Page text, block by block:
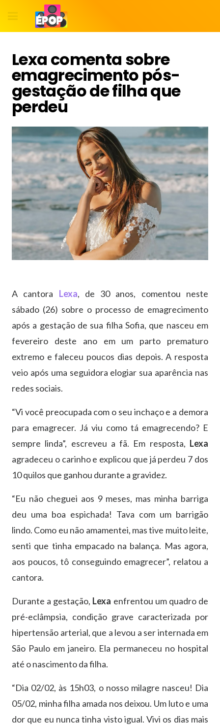
Lexa comenta sobre
emagrecimento pós-
gestação de filha que
perdeu
A cantora Lexa, de 30 anos, comentou neste
sábado (26) sobre o processo de emagrecimento
após a gestação de sua filha Sofia, que nasceu em
fevereiro deste ano em um parto prematuro
extremo e faleceu poucos dias depois. A resposta
veio após uma seguidora elogiar sua aparência nas
redes sociais.
“Vi você preocupada com o seu inchaço e a demora
para emagrecer. Já viu como tá emagrecendo? E
sempre linda”, escreveu a fã. Em resposta, Lexa
agradeceu o carinho e explicou que já perdeu 7 dos
10 quilos que ganhou durante a gravidez.
“Eu não cheguei aos 9 meses, mas minha barriga
deu uma boa espichada! Tava com um barrigão
lindo. Como eu não amamentei, mas tive muito leite,
senti que tinha empacado na balança. Mas agora,
aos poucos, tô conseguindo emagrecer”, relatou a
cantora.
Durante a gestação, Lexa enfrentou um quadro de
pré-eclâmpsia, condição grave caracterizada por
hipertensão arterial, que a levou a ser internada em
São Paulo em janeiro. Ela permaneceu no hospital
até o nascimento da filha.
“Dia 02/02, às 15h03, o nosso milagre nasceu! Dia
05/02, minha filha amada nos deixou. Um luto e uma
dor que eu nunca tinha visto igual. Vivi os dias mais